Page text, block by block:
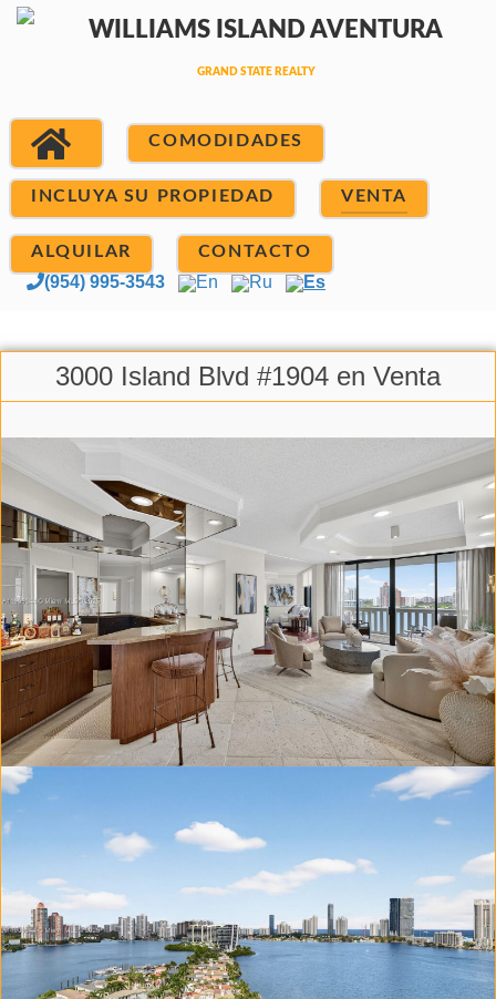
COMODIDADES
INCLUYA SU PROPIEDAD VENTA
ALQUILAR CONTACTO
(954) 995-3543 En Ru Es
3000 Island Blvd #1904 en Venta